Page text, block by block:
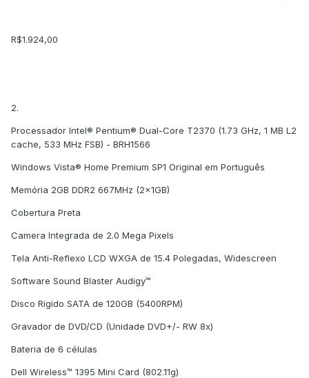
R$1.924,00
2.
Processador Intel® Pentium® Dual-Core T2370 (1.73 GHz, 1 MB L2
cache, 533 MHz FSB) - BRH1566
Windows Vista® Home Premium SP1 Original em Português
Memória 2GB DDR2 667MHz (2x1GB)
Cobertura Preta
Camera Integrada de 2.0 Mega Pixels
Tela Anti-Reflexo LCD WXGA de 15.4 Polegadas, Widescreen
Software Sound Blaster Audigy™
Disco Rigido SATA de 120GB (5400RPM)
Gravador de DVD/CD (Unidade DVD+/- RW 8x)
Bateria de 6 células
Dell Wireless™ 1395 Mini Card (802.11g)